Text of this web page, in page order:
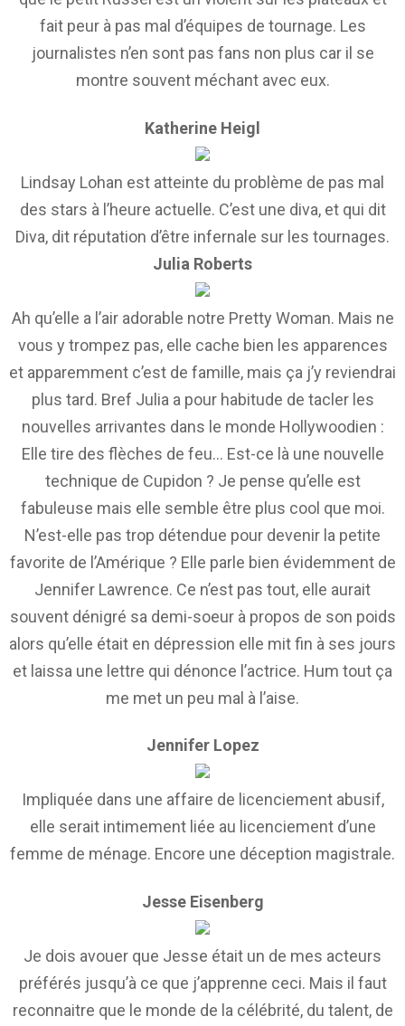
fait peur à pas mal d’équipes de tournage. Les
journalistes n’en sont pas fans non plus car il se
montre souvent méchant avec eux.
Katherine Heigl
Lindsay Lohan est atteinte du problème de pas mal
des stars à l’heure actuelle. C’est une diva, et qui dit
Diva, dit réputation d’être infernale sur les tournages.
Julia Roberts
Ah qu’elle a l’air adorable notre Pretty Woman. Mais ne
vous y trompez pas, elle cache bien les apparences
et apparemment c’est de famille, mais ça j’y reviendrai
plus tard. Bref Julia a pour habitude de tacler les
nouvelles arrivantes dans le monde Hollywoodien :
Elle tire des flèches de feu… Est-ce là une nouvelle
technique de Cupidon ? Je pense qu’elle est
fabuleuse mais elle semble être plus cool que moi.
N’est-elle pas trop détendue pour devenir la petite
favorite de l’Amérique ? Elle parle bien évidemment de
Jennifer Lawrence. Ce n’est pas tout, elle aurait
souvent dénigré sa demi-soeur à propos de son poids
alors qu’elle était en dépression elle mit fin à ses jours
et laissa une lettre qui dénonce l’actrice. Hum tout ça
me met un peu mal à l’aise.
Jennifer Lopez
Impliquée dans une affaire de licenciement abusif,
elle serait intimement liée au licenciement d’une
femme de ménage. Encore une déception magistrale.
Jesse Eisenberg
Je dois avouer que Jesse était un de mes acteurs
préférés jusqu’à ce que j’apprenne ceci. Mais il faut
reconnaitre que le monde de la célébrité, du talent, de